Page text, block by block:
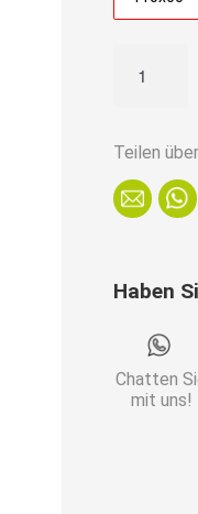
110x60
|
Eiche
Rom
Gestell
Menge
Teilen über
Haben
Chatten
mit uns!